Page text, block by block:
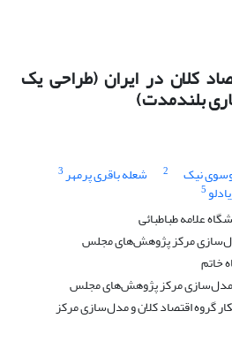
کلان در ایران (طراحی یک
بلندمدت)
نیک 2 شعله باقری پرمهر3
5
علامه طباطبائی
مرکز پژوهش‌های مجلس
خاتم
مدل‌سازی مرکز پژوهش‌های مجلس
گروه اقتصاد کلان و مدل‌سازی مرکز